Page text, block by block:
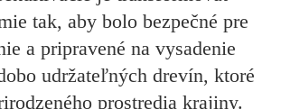
tak, aby bolo bezpečné pre
a pripravené na vysadenie
udržateľných drevín, ktoré
prostredia krajiny.